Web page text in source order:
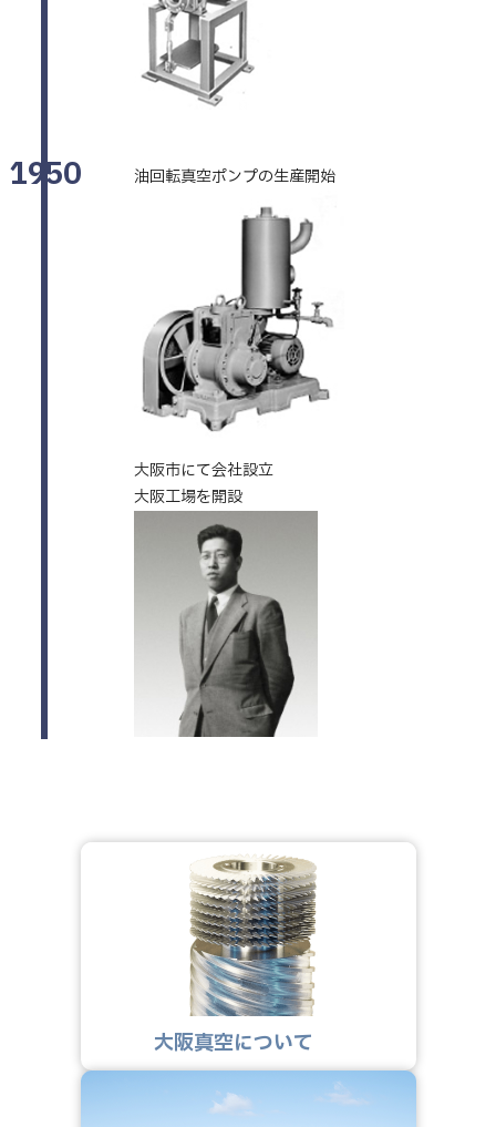
1950
大阪市にて会社設立
大阪工場を開設
油回転真空ポンプの生産開始
大阪真空について